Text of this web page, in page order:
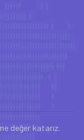
değer katarız.